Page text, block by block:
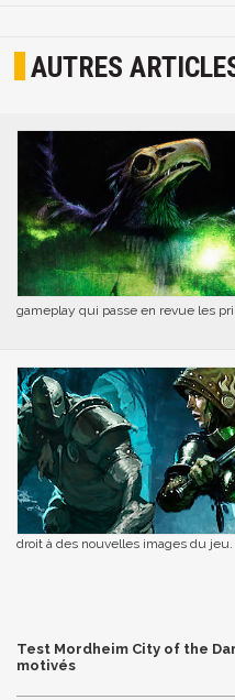
AUTRES
gameplay qui passe en revue les
droit à des nouvelles images du jeu.
Test Mordheim City of the
motivés